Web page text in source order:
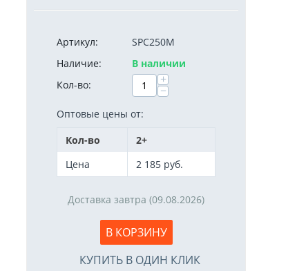
Артикул:
SPC250M
Наличие:
В наличии
Кол-во:
+
−
Оптовые цены от:
Кол-во
2+
Цена
2 185 руб.
Доставка завтра (09.08.2026)
В КОРЗИНУ
КУПИТЬ В ОДИН КЛИК